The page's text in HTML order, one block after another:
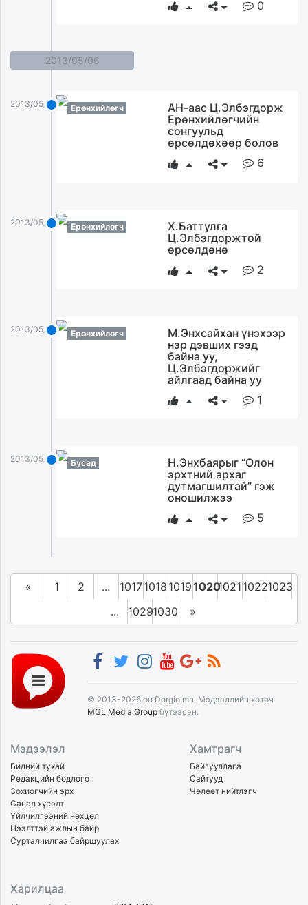
0
2013/05/06
2013/05/06 Ерөнхийлөгч
АН-аас Ц.Элбэгдорж
Ерөнхийлөгчийн
сонгуульд
өрсөлдөхөөр болов
6
2013/05/06 Ерөнхийлөгч
Х.Баттулга
Ц.Элбэгдоржтой
өрсөлдөнө
2
2013/05/06 Ерөнхийлөгч
М.Энхсайхан үнэхээр
нэр дэвших гээд
байна уу,
Ц.Элбэгдоржийг
айлгаад байна уу
1
2013/05/06 Бусад
Н.Энхбаярыг “Олон
эрхтний архаг
дутмагшилтай” гэж
оношилжээ
5
« 1 2 ... 10171018 101910201021 10221023
...
10291030 »
© 2013-2026 он Dorgio.mn, Мэдээллийн хөтөч
MGL Media Group бүтээсэн.
Мэдээлэл
Бидний тухай
Редакцийн бодлого
Зохиогчийн эрх
Санал хүсэлт
Үйлчилгээний нөхцөл
Нээлттэй ажлын байр
Сурталчилгаа байршуулах
Хамтрагч
Байгууллага
Сайтууд
Чөлөөт нийтлэгч
Харилцаа